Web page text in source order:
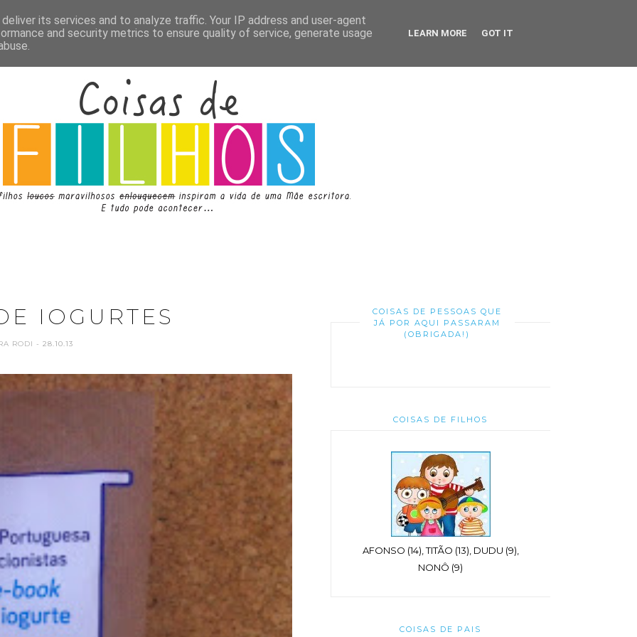
IOGURTES
RODI - 28.10.13
COISAS DE PESSOAS QUE
JÁ POR AQUI PASSARAM
(OBRIGADA!)
COISAS DE FILHOS
AFONSO (14), TITÃO (13), DUDU (9),
NONÔ (9)
COISAS DE PAIS
its services and to analyze traffic. Your IP address and user-agent
and security metrics to ensure quality of service, generate usage
LEARN MORE GOT IT